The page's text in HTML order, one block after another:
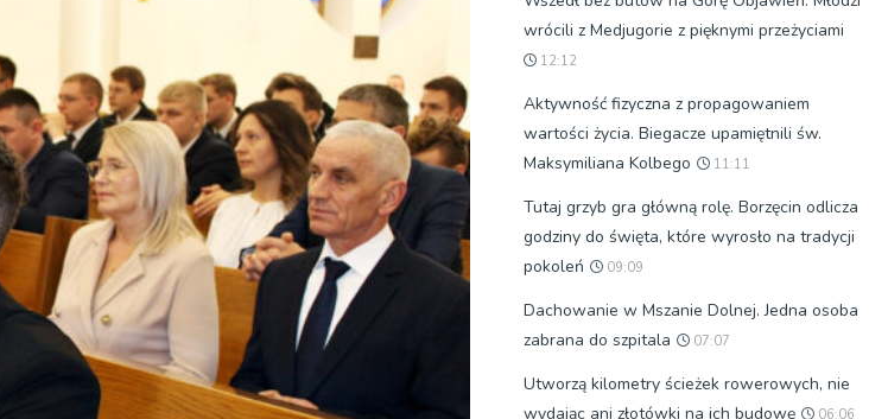
wrócili z Medjugorie z pięknymi przeżyciami
12:12
Aktywność fizyczna z propagowaniem
wartości życia. Biegacze upamiętnili św.
Maksymiliana Kolbego
11:11
Tutaj grzyb gra główną rolę. Borzęcin odlicza
godziny do święta, które wyrosło na tradycji
pokoleń
09:09
Dachowanie w Mszanie Dolnej. Jedna osoba
zabrana do szpitala
07:07
Utworzą kilometry ścieżek rowerowych, nie
wydając ani złotówki na ich budowę
06:06